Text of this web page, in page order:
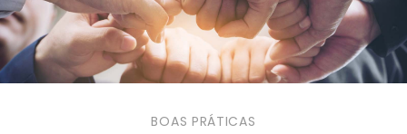
BOAS PRÁTICAS